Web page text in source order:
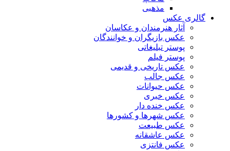
مذهبی
گالری عکس
آثار هنرمندان و عکاسان
عکس بازیگران و خوانندگان
پوستر تبلیغاتی
پوستر فیلم
عکس تاریخی و قدیمی
عکس جالب
عکس حیوانات
عکس خبری
عکس خنده دار
عکس شهرها و کشورها
عکس طبیعت
عکس عاشقانه
عکس فانتزی